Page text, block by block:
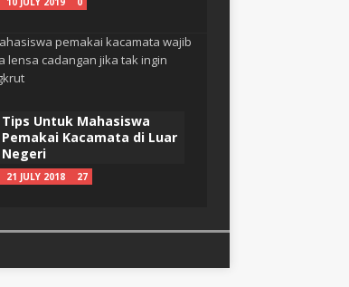
Tips Untuk Mahasiswa
Pemakai Kacamata di Luar
Negeri
21 JULY 2018 27